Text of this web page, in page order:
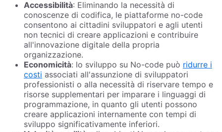
Accessibilità: Eliminando la necessità di
conoscenze di codifica, le piattaforme no-code
consentono ai cittadini sviluppatori e agli utenti
non tecnici di creare applicazioni e contribuire
all'innovazione digitale della propria
organizzazione.
Economicità: lo sviluppo su No-code può ridurre i
costi associati all'assunzione di sviluppatori
professionisti o alla necessità di riservare tempo e
risorse supplementari per imparare i linguaggi di
programmazione, in quanto gli utenti possono
creare applicazioni internamente con tempi di
sviluppo significativamente inferiori.